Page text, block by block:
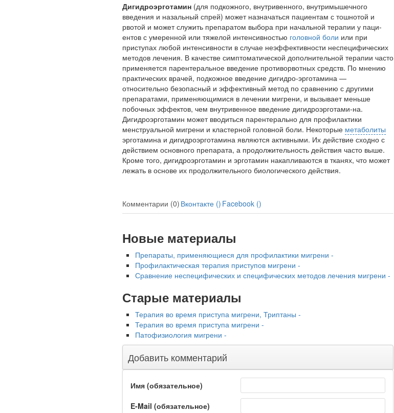
Дигидроэрготамин (для подкожного, вну­тривенного, внутримышечного
введения и на­зальный спрей) может назначаться пациентам с тошнотой и
рвотой и может служить препа­ратом выбора при начальной терапии у паци­
ентов с умеренной или тяжелой интенсивно­стью головной боли или при
приступах любой интенсивности в случае неэффективности не­специфических
методов лечения. В качестве симптоматической дополнительной терапии часто
применяется парентеральное введение противорвотных средств. По мнению
практи­ческих врачей, подкожное введение дигидро-эрготамина —
относительно безопасный и эффективный метод по сравнению с другими
препаратами, применяющимися в лечении ми­грени, и вызывает меньше
побочных эффектов, чем внутривенное введение дигидроэрготами-на.
Дигидроэрготамин может вводиться парен­терально для профилактики
менструальной ми­грени и кластерной головной боли. Некоторые метаболиты
эрготамина и дигидроэрготамина являются активными. Их действие сходно с
действием основного препарата, а продолжи­тельность действия часто выше.
Кроме того, дигидроэрготамин и эрготамин накапливаются в тканях, что может
лежать в основе их про­должительного биологического действия.
Комментарии (0) Вконтакте () Facebook ()
Новые материалы
Препараты, применяющиеся для профилактики мигрени -
Профилактическая терапия приступов мигрени -
Сравнение неспецифических и спец­ифических методов лечения мигрени -
Старые материалы
Терапия во время приступа мигрени, Триптаны -
Терапия во время приступа мигрени -
Патофизиология мигрени -
Добавить комментарий
Имя (обязательное)
E-Mail (обязательное)